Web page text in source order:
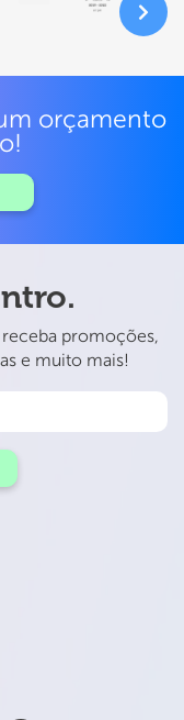
orçamento
promoções,
e muito mais!